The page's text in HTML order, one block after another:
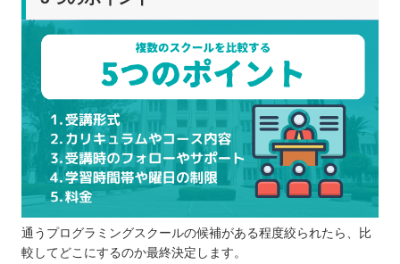
通うプログラミングスクールの候補がある程度絞られたら、比
較してどこにするのか最終決定します。